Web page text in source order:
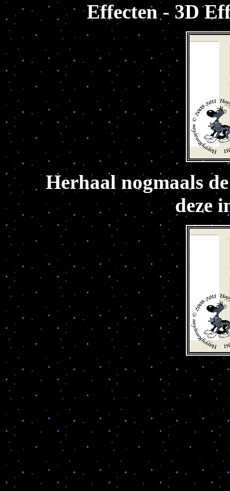
Effecten - 3D
Herhaal nogmaals
deze